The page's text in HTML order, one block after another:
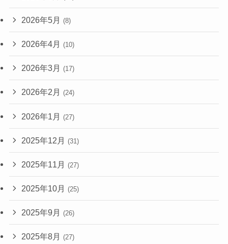
2026年5月 (8)
2026年4月 (10)
2026年3月 (17)
2026年2月 (24)
2026年1月 (27)
2025年12月 (31)
2025年11月 (27)
2025年10月 (25)
2025年9月 (26)
2025年8月 (27)